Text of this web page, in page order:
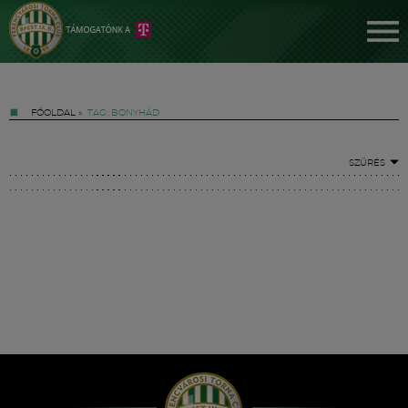
FŐOLDAL » TAG: BONYHÁD
SZŰRÉS
Hírek